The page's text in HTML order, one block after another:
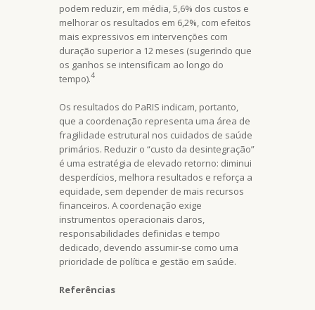
podem reduzir, em média, 5,6% dos custos e
melhorar os resultados em 6,2%, com efeitos
mais expressivos em intervenções com
duração superior a 12 meses (sugerindo que
os ganhos se intensificam ao longo do
tempo).4
Os resultados do PaRIS indicam, portanto,
que a coordenação representa uma área de
fragilidade estrutural nos cuidados de saúde
primários. Reduzir o “custo da desintegração”
é uma estratégia de elevado retorno: diminui
desperdícios, melhora resultados e reforça a
equidade, sem depender de mais recursos
financeiros. A coordenação exige
instrumentos operacionais claros,
responsabilidades definidas e tempo
dedicado, devendo assumir-se como uma
prioridade de política e gestão em saúde.
Referências